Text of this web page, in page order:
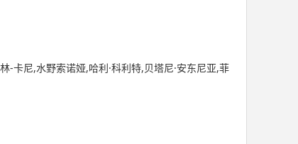
-卡尼,水野索诺娅,哈利·科利特,贝塔尼·安东尼亚,菲